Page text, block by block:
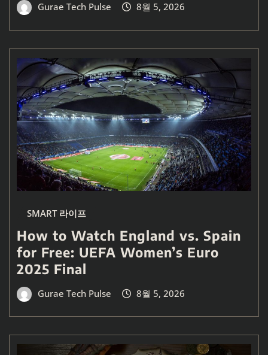
Gurae Tech Pulse 8월 5, 2026
SMART 라이프
How to Watch England vs. Spain
for Free: UEFA Women’s Euro
2025 Final
Gurae Tech Pulse 8월 5, 2026